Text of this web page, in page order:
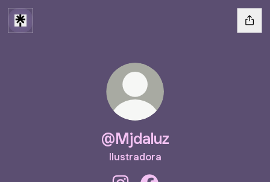
@Mjdaluz
Ilustradora